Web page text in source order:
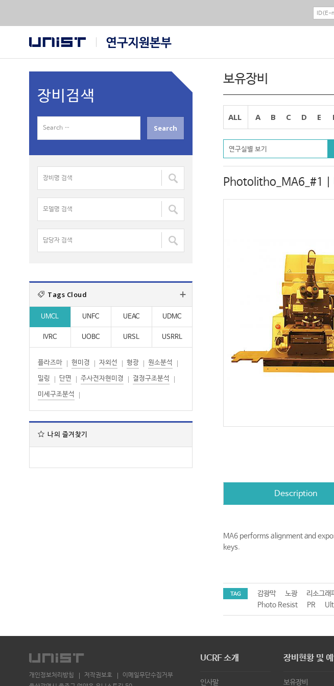
보유장비
ALL A B C D E
연구실별 보기
Photolitho_MA6_#1 |
Description
MA6 performs alignment and
keys.
TAG 감광막 노광 리소그래
Photo Resist
PR
장비검색
f
장
명
검
색
모
명
검
색
담
색
:
Tags Cloud
UMCL UNFC UEAC UDMC
IVRC UOBC URSL USRRL
플라즈마 현미경 자외선 형광 원소분석
밀링 단면 주사전자현미경 결정구조분석
미세구조분석
나의 즐겨찾기
개인정보처리방침 저작권보호
이메일무단수집거부
UCRF 소개
인사말
장비현황 및
보유장비